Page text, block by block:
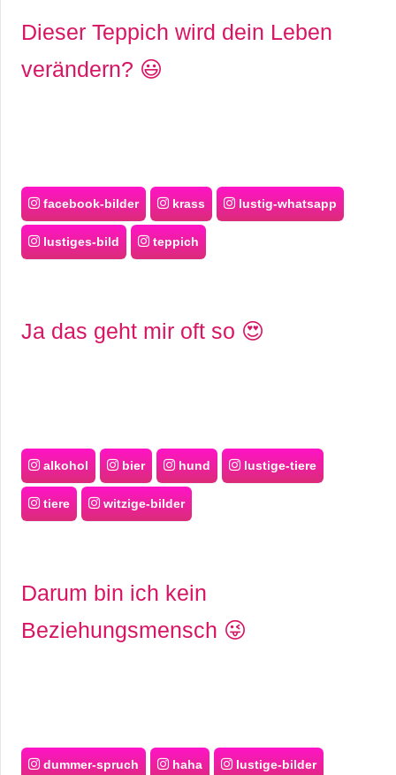
Dieser Teppich wird dein Leben
verändern? 😃
facebook-bilder krass lustig-whatsapp
lustiges-bild teppich
Ja das geht mir oft so 😍
alkohol bier hund lustige-tiere
tiere witzige-bilder
Darum bin ich kein
Beziehungsmensch 😜
dummer-spruch haha lustige-bilder